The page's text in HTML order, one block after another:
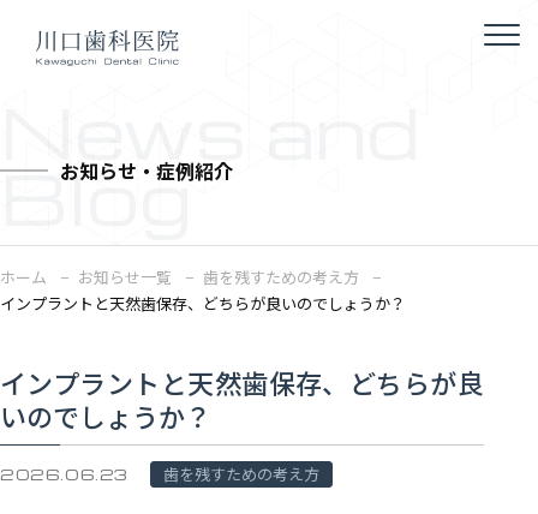
お知らせ・症例紹介
News and
Blog
ホーム お知らせ一覧
歯を残すための考え方
インプラントと天然歯保存、どちらが良いのでしょうか？
インプラントと天然歯保存、どちらが良
いのでしょうか？
2026.06.23 歯を残すための考え方